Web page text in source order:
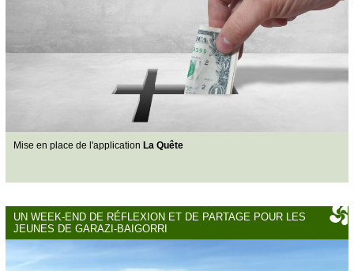
Mise en place de l'application La Quête
UN WEEK-END DE RÉFLEXION ET DE PARTAGE POUR LES
JEUNES DE GARAZI-BAIGORRI